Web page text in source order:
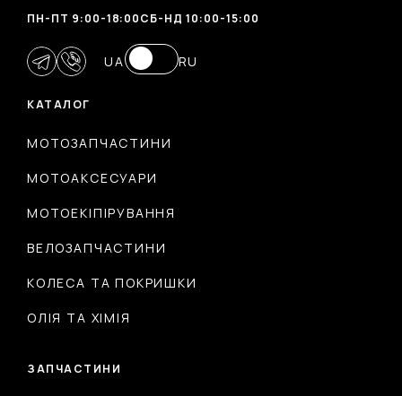
КАТАЛОГ
МОТОЗАПЧАСТИНИ
МОТОАКСЕСУАРИ
МОТОЕКІПІРУВАННЯ
ВЕЛОЗАПЧАСТИНИ
КОЛЕСА ТА ПОКРИШКИ
ОЛІЯ ТА ХІМІЯ
ЗАПЧАСТИНИ
ПН-ПТ 9:00-18:00CБ-НД 10:00-15:00
UA RU